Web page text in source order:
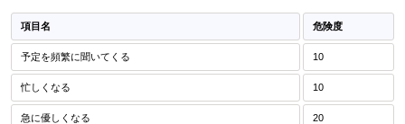
項目名 危険度
予定を頻繁に聞いてくる 10
忙しくなる 10
急に優しくなる 20